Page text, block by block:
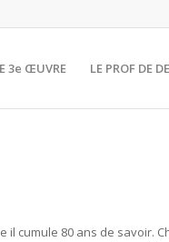
3e ŒUVRE LE PROF DE
il cumule 80 ans de savoir.